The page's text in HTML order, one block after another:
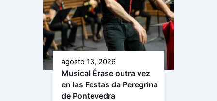
agosto 13, 2026
Musical Érase outra vez
en las Festas da Peregrina
de Pontevedra